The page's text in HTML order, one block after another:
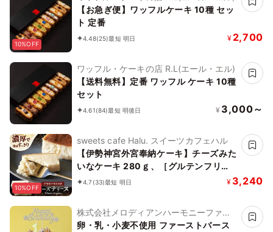
10%OFF
【お急ぎ便】ワッフルケーキ 10種 セッ
ト 定番
4.48(25)最短 明日 ¥ 2,700
ワッフル・ケーキの店 R.L(エール・エル)
【送料無料】定番 ワッフル ケーキ 10種
セット
4.61(84)最短 明後日 ¥ 3,000～
10%OFF
sweets cafe Halu. スイーツカフェハル
【伊勢神宮外宮奉納ケーキ】チーズみた
いなケーキ 280ｇ、［グルテンフリ
ー］魔法の チーズテリーヌ チーズケー
4.7 (33)最短 明日 ¥ 3,240
株式会社メロディアンハーモニーファイ
ン
卵・乳・小麦不使用 ファーストバース